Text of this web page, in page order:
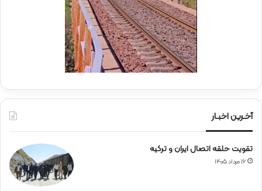
آخـرین اخبـار
تقویت حلقه اتصال ایران و ترکیه
۱۶ مرداد ۱۴۰۵